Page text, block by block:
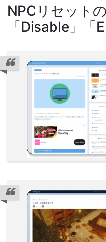
NPCリセット
「Disable」「